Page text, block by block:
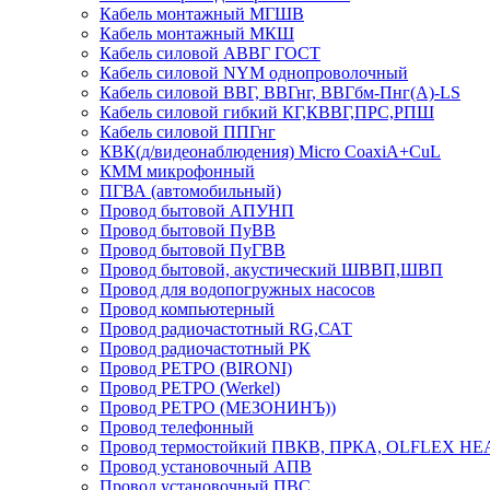
Кабель монтажный МГШВ
Кабель монтажный МКШ
Кабель силовой АВВГ ГОСТ
Кабель силовой NYM однопроволочный
Кабель силовой ВВГ, ВВГнг, ВВГбм-Пнг(А)-LS
Кабель силовой гибкий КГ,КВВГ,ПРС,РПШ
Кабель силовой ППГнг
КВК(д/видеонаблюдения) Micro CoaxiA+CuL
КММ микрофонный
ПГВА (автомобильный)
Провод бытовой АПУНП
Провод бытовой ПуВВ
Провод бытовой ПуГВВ
Провод бытовой, акустический ШВВП,ШВП
Провод для водопогружных насосов
Провод компьютерный
Провод радиочастотный RG,САТ
Провод радиочастотный РК
Провод РЕТРО (BIRONI)
Провод РЕТРО (Werkel)
Провод РЕТРО (МЕЗОНИНЪ))
Провод телефонный
Провод термостойкий ПВКВ, ПРКА, OLFLEX
Провод установочный АПВ